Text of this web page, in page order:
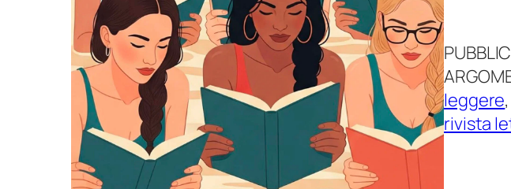
g
g
e
n
d
a
leggere,
rivista